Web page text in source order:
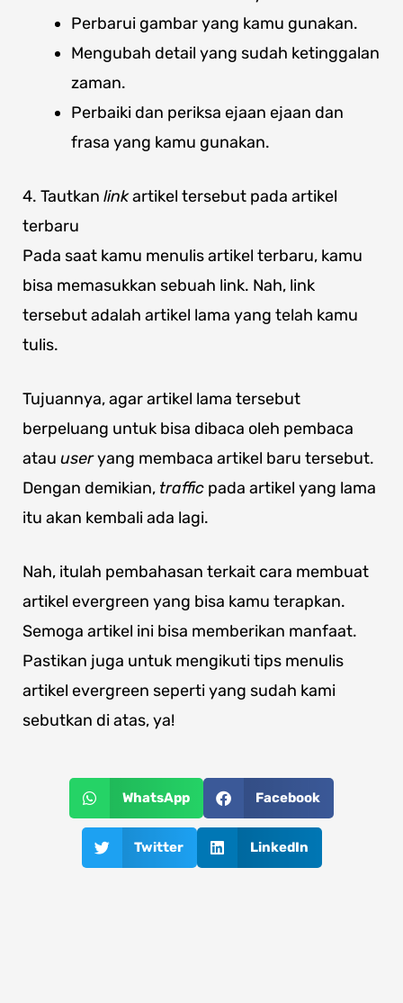
Perbarui gambar yang kamu gunakan.
Mengubah detail yang sudah ketinggalan
zaman.
Perbaiki dan periksa ejaan ejaan dan
frasa yang kamu gunakan.
4. Tautkan linkartikel tersebut pada artikel
terbaru
Pada saat kamu menulis artikel terbaru, kamu
bisa memasukkan sebuah link. Nah, link
tersebut adalah artikel lama yang telah kamu
tulis.
Tujuannya, agar artikel lama tersebut
berpeluang untuk bisa dibaca oleh pembaca
atau useryang membaca artikel baru tersebut.
Dengan demikian, traffic pada artikel yang lama
itu akan kembali ada lagi.
Nah, itulah pembahasan terkait cara membuat
artikel evergreen yang bisa kamu terapkan.
Semoga artikel ini bisa memberikan manfaat.
Pastikan juga untuk mengikuti tips menulis
artikel evergreen seperti yang sudah kami
sebutkan di atas, ya!
WhatsApp Facebook
Twitter LinkedIn